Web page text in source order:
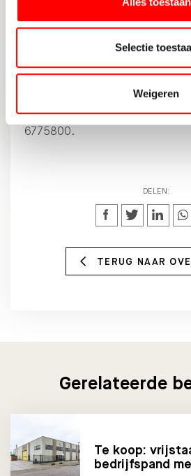
Selectie
Weigeren
snelonline een afspraakmet
Ook als je wilt weten wat je
mogelijkheden zijn ben je bij
adres. Maakonlineeen
6775800.
DELEN:
TERUG NAAR
Gerelateerde
Te koop:
bedrijfspand